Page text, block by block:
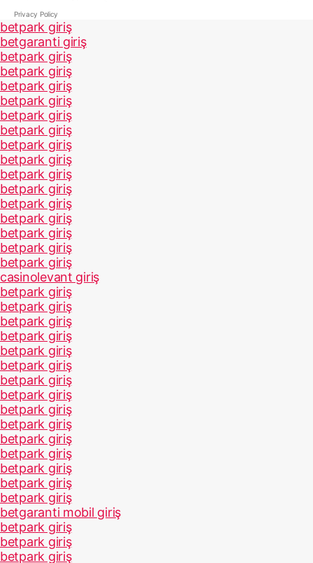
Privacy Policy
betpark giriş
betgaranti giriş
betpark giriş
betpark giriş
betpark giriş
betpark giriş
betpark giriş
betpark giriş
betpark giriş
betpark giriş
betpark giriş
betpark giriş
betpark giriş
betpark giriş
betpark giriş
betpark giriş
betpark giriş
casinolevant giriş
betpark giriş
betpark giriş
betpark giriş
betpark giriş
betpark giriş
betpark giriş
betpark giriş
betpark giriş
betpark giriş
betpark giriş
betpark giriş
betpark giriş
betpark giriş
betpark giriş
betpark giriş
betgaranti mobil giriş
betpark giriş
betpark giriş
betpark giriş